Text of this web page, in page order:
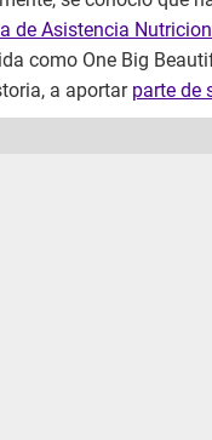
de Asistencia
como One Big
a aportar parte de